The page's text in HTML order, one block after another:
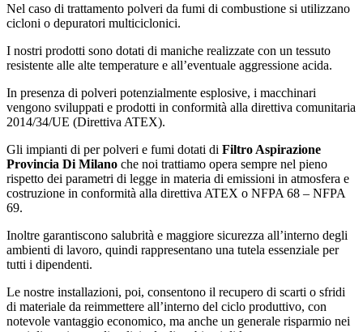
Nel caso di trattamento polveri da fumi di combustione si utilizzano
cicloni o depuratori multiciclonici.
I nostri prodotti sono dotati di maniche realizzate con un tessuto
resistente alle alte temperature e all’eventuale aggressione acida.
In presenza di polveri potenzialmente esplosive, i macchinari
vengono sviluppati e prodotti in conformità alla direttiva comunitaria
2014/34/UE (Direttiva ATEX).
Gli impianti di per polveri e fumi dotati di Filtro Aspirazione
Provincia Di Milano che noi trattiamo opera sempre nel pieno
rispetto dei parametri di legge in materia di emissioni in atmosfera e
costruzione in conformità alla direttiva ATEX o NFPA 68 – NFPA
69.
Inoltre garantiscono salubrità e maggiore sicurezza all’interno degli
ambienti di lavoro, quindi rappresentano una tutela essenziale per
tutti i dipendenti.
Le nostre installazioni, poi, consentono il recupero di scarti o sfridi
di materiale da reimmettere all’interno del ciclo produttivo, con
notevole vantaggio economico, ma anche un generale risparmio nei